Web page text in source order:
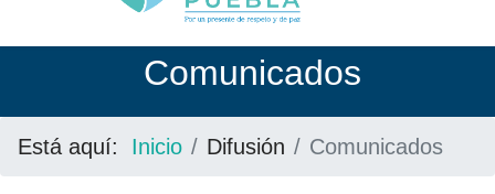
Comunicados
Está aquí: Inicio Difusión Comunicados